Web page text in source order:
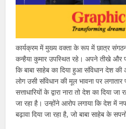
कार्यक्रम में मुख्य वक्ता के रूप में छात्र संगठन
कन्हैया कुमार उपस्थित रहे। अपने तीखे और
कि बाबा साहेब का दिया हुआ संविधान देश
लोग उसी संविधान की मूल भावना पर
सत्ताधारियों के द्वारा नारा तो देश का दिया
जा रहा है। उन्होंने आरोप लगाया कि देश में
बढ़ावा दिया जा रहा है, जो बाबा साहेब के